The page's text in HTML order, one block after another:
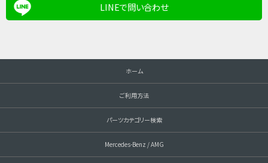
LINEで問い合わせ
ホーム
ご利用方法
パーツカテゴリー検索
Mercedes-Benz / AMG